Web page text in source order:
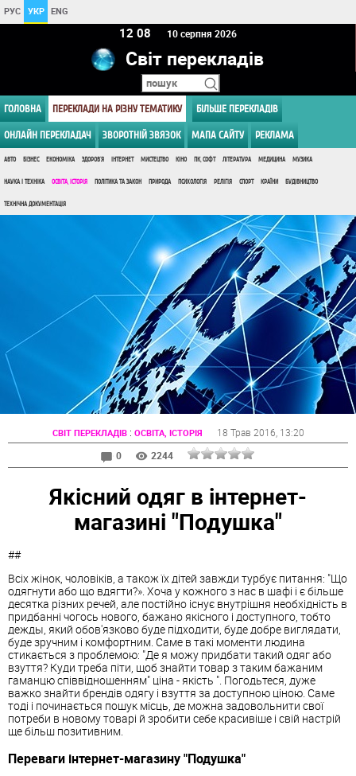
РУС УКР ENG
12:08 10 серпня 2026
Світ перекладів
ГОЛОВНА ПЕРЕКЛАДИ НА РІЗНУ ТЕМАТИКУ БІЛЬШЕ ПЕРЕКЛАДІВ
ОНЛАЙН ПЕРЕКЛАДАЧ ЗВОРОТНІЙ ЗВЯЗОК МАПА САЙТУ РЕКЛАМА
АВТО БІЗНЕС ЕКОНОМІКА ЗДОРОВ'Я ІНТЕРНЕТ МИСТЕЦТВО КІНО ПК, СОФТ ЛІТЕРАТУРА МЕДИЦИНА МУЗИКА
НАУКА І ТЕХНІКА ОСВІТА, ІСТОРІЯ ПОЛІТИКА ТА ЗАКОН ПРИРОДА ПСИХОЛОГІЯ РЕЛІГІЯ СПОРТ КРАЇНИ БУДІВНИЦТВО
ТЕХНІЧНА ДОКУМЕНТАЦІЯ
СВІТ ПЕРЕКЛАДІВ: ОСВІТА, ІСТОРІЯ 18 Трав 2016 , 13:20
0
2244
Якісний одяг в інтернет-
магазині "Подушка"
##
Всіх жінок, чоловіків, а також їх дітей завжди турбує питання: "Що
одягнути або що вдягти?». Хоча у кожного з нас в шафі і є більше
десятка різних речей, але постійно існує внутрішня необхідність в
придбанні чогось нового, бажано якісного і доступного, тобто
дежды, який обов'язково буде підходити, буде добре виглядати,
буде зручним і комфортним. Саме в такі моменти людина
стикається з проблемою: "Де я можу придбати такий одяг або
взуття? Куди треба піти, щоб знайти товар з таким бажаним
гаманцю співвідношенням" ціна - якість ". Погодьтеся, дуже
важко знайти брендів одягу і взуття за доступною ціною. Саме
тоді і починається пошук місць, де можна задовольнити свої
потреби в новому товарі й зробити себе красивіше і свій настрій
ще більш позитивним.
Переваги інтернет-магазину "Подушка"